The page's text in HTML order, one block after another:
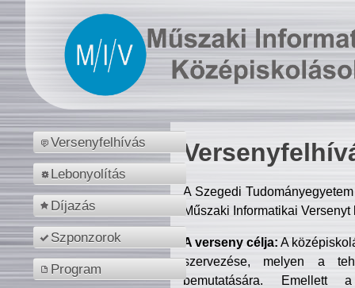
Versenyfelhívás
Lebonyolítás
Díjazás
Szponzorok
Program
A Szegedi
Műszaki Informatikai
A verseny célja: A
szervezése, melyen a
bemutatására. Emellett